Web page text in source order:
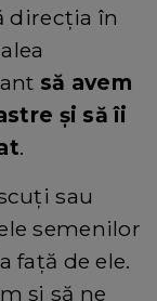
direcția în
să avem
și să îi
.
sau
semenilor
față de ele.
și să ne